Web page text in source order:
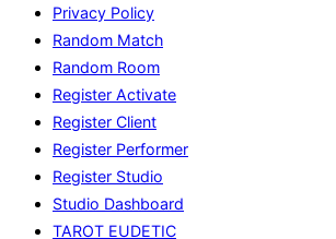
Privacy Policy
Random Match
Random Room
Register Activate
Register Client
Register Performer
Register Studio
Studio Dashboard
TAROT EUDETIC